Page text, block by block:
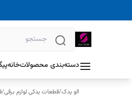
دسته‌بندی محصولاتخانه
الو یدک/قطعات یدکی لوازم برقی/